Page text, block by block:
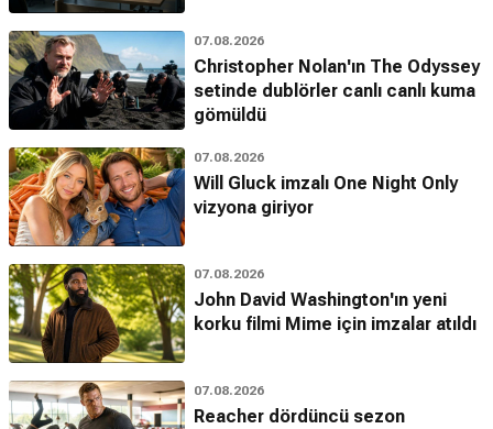
07.08.2026
Christopher Nolan'ın The Odyssey
setinde dublörler canlı canlı kuma
gömüldü
07.08.2026
Will Gluck imzalı One Night Only
vizyona giriyor
07.08.2026
John David Washington'ın yeni
korku filmi Mime için imzalar atıldı
07.08.2026
Reacher dördüncü sezon